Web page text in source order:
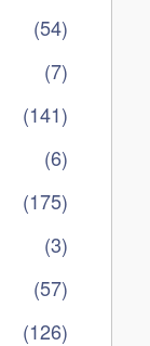
(54)
(7)
(141)
(6)
(175)
(3)
(57)
(126)